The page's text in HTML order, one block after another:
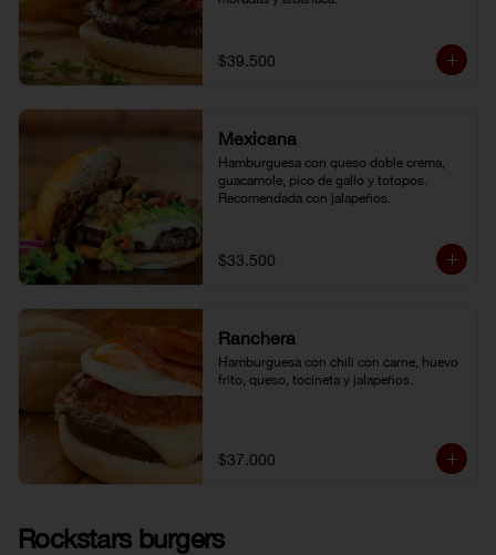
$39.500
Mexicana
Hamburguesa con queso doble crema,
guacamole, pico de gallo y totopos.
Recomendada con jalapeños.
$33.500
Ranchera
Hamburguesa con chili con carne, huevo
frito, queso, tocineta y jalapeños.
$37.000
Rockstars burgers